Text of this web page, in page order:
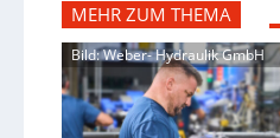
MEHR ZUM THEMA
Bild: Weber- Hydraulik GmbH